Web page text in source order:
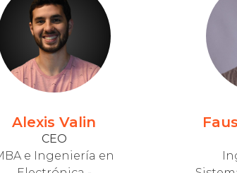
CEO
Alexis Valin
e Ingeniería en